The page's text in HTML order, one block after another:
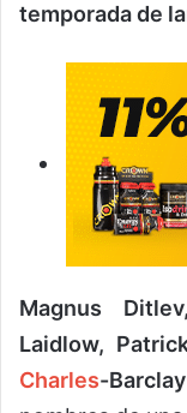
temporada de
Magnus
Laidlow,
Charles-Barclay